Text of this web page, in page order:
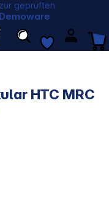
zur geprüften
Demoware
HTC MRC